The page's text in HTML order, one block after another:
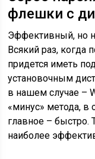
флешки с
Эффективный, но
Всякий раз, когда
придется иметь
установочным
в нашем случае –
«минус» метода, в
главное – быстро.
наиболее